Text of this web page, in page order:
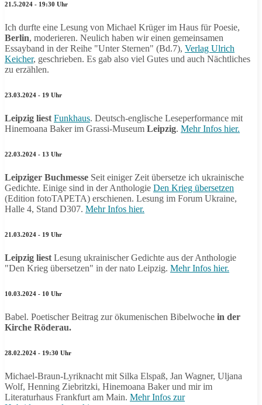
21.5.2024 - 19:30 Uhr
Ich durfte eine Lesung von Michael Krüger im Haus für Poesie,
Berlin, moderieren. Neulich haben wir einen gemeinsamen
Essayband in der Reihe "Unter Sternen" (Bd.7), Verlag Ulrich
Keicher, geschrieben. Es gab also viel Gutes und auch Nächtliches
zu erzählen.
23.03.2024 - 19 Uhr
Leipzig liest Funkhaus. Deutsch-englische Leseperformance mit
Hinemoana Baker im Grassi-Museum Leipzig. Mehr Infos hier.
22.03.2024 - 13 Uhr
Leipziger Buchmesse Seit einiger Zeit übersetze ich ukrainische
Gedichte. Einige sind in der Anthologie Den Krieg übersetzen
(Edition fotoTAPETA) erschienen. Lesung im Forum Ukraine,
Halle 4, Stand D307. Mehr Infos hier.
21.03.2024 - 19 Uhr
Leipzig liest Lesung ukrainischer Gedichte aus der Anthologie
"Den Krieg übersetzen" in der nato Leipzig. Mehr Infos hier.
10.03.2024 - 10 Uhr
Babel. Poetischer Beitrag zur ökumenischen Bibelwoche in der
Kirche Röderau.
28.02.2024 - 19:30 Uhr
Michael-Braun-Lyriknacht mit Silka Elspaß, Jan Wagner, Uljana
Wolf, Henning Ziebritzki, Hinemoana Baker und mir im
Literaturhaus Frankfurt am Main. Mehr Infos zur